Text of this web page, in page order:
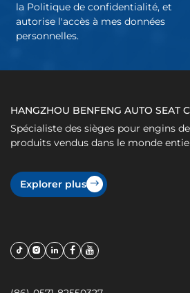
la Politique de confidentialité, et
autorise l'accès à mes données
personnelles.
HANGZHOU BENFENG AUTO SEAT
Spécialiste des sièges pour engins
produits vendus dans le monde
Explorer plus